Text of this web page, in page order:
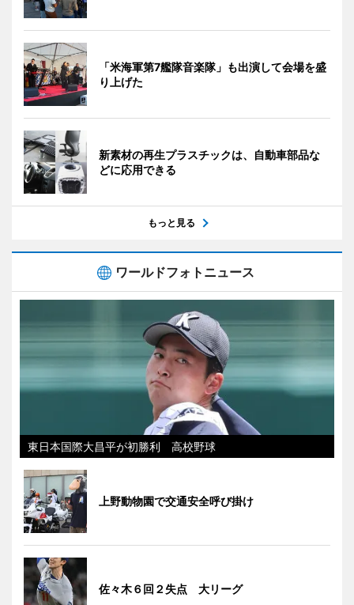
「米海軍第7艦隊音楽隊」も出演して会場を盛
り上げた
新素材の再生プラスチックは、自動車部品な
どに応用できる
もっと見る
ワールドフォトニュース
東日本国際大昌平が初勝利 高校野球
上野動物園で交通安全呼び掛け
佐々木６回２失点 大リーグ